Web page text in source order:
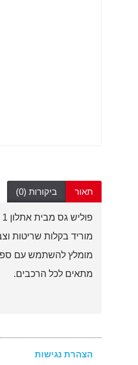
תאור ביקורות (0)
פוליש גס מבית אתלון 1 ליטר.
מוריד בקלות שריטות
מומלץ להשתמש עם
מתאים לכל הרכבים.
הצהרת נגישות